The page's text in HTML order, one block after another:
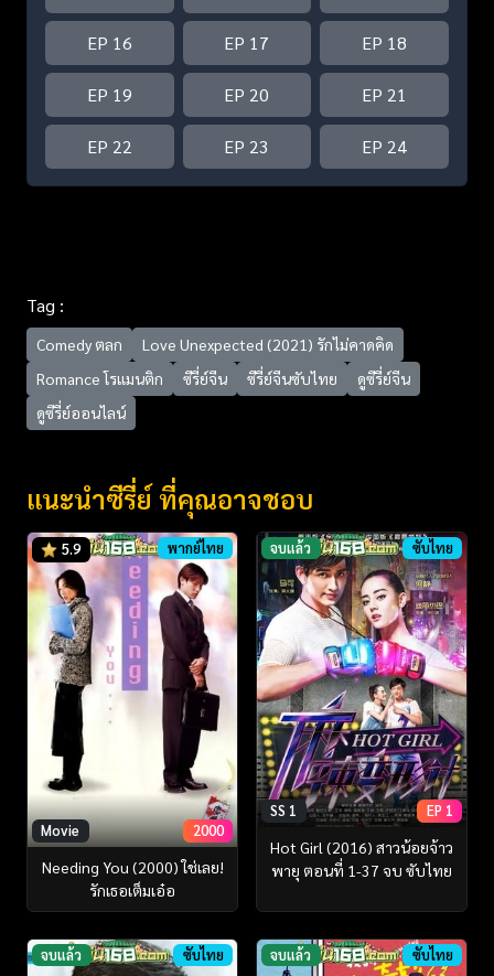
EP 16 EP 17 EP 18
EP 19 EP 20 EP 21
EP 22 EP 23 EP 24
Tag :
Comedy ตลก
Love Unexpected (2021) รักไม่คาดคิด
Romance โรแมนติก
ซีรี่ย์จีน ซีรี่ย์จีนซับไทย
ดูซีรี่ย์จีน
ดูซีรี่ย์ออนไลน์
แนะนำซีรี่ย์ ที่คุณอาจชอบ
5.9 พากย์ไทย
Movie 2000
Needing You (2000) ใช่เลย!
รักเธอเต็มเอ๋อ
จบแล้ว ซับไทย
SS 1 EP 1
Hot Girl (2016) สาวน้อยจ้าว
พายุ ตอนที่ 1-37 จบ ซับไทย
จบแล้ว ซับไทย จบแล้ว ซับไทย